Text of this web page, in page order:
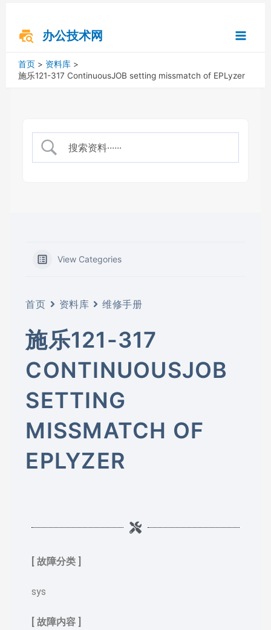
办公技术网
Menu
首页
资料库
施乐121-317 ContinuousJOB setting missmatch of EPLyzer
View Categories
首页 资料库 维修手册
施乐121-317
CONTINUOUSJOB
SETTING
MISSMATCH OF
EPLYZER
[ 故障分类 ]
sys
[ 故障内容 ]